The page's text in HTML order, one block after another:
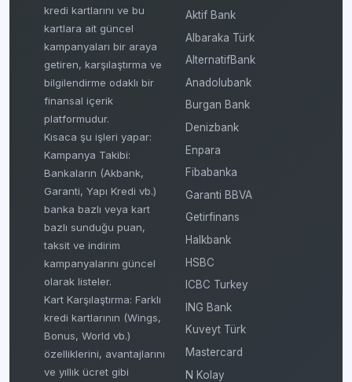
kredi kartlarını ve bu
kartlara ait güncel
kampanyaları bir araya
getiren, karşılaştırma ve
bilgilendirme odaklı bir
finansal içerik
platformudur.
Kısaca şu işleri yapar:
Kampanya Takibi:
Bankaların (Akbank,
Garanti, Yapı Kredi vb.)
banka bazlı veya kart
bazlı sunduğu puan,
taksit ve indirim
kampanyalarını güncel
olarak listeler.
Kart Karşılaştırma: Farklı
kredi kartlarının (Wings,
Bonus, World vb.)
özelliklerini, avantajlarını
ve yıllık ücret gibi
Aktif Bank
Albaraka Türk
AlternatifBank
Anadolubank
Burgan Bank
Denizbank
Enpara
Fibabanka
Garanti BBVA
Getirfinans
Halkbank
HSBC
ICBC Turkey
ING Bank
Kuveyt Türk
Mastercard
N Kolay